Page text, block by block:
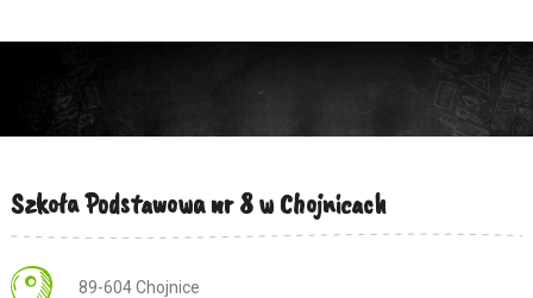
Szkoła Podstawowa nr 8 w Chojnicach
Adres pocztowy:
89-604 Chojnice